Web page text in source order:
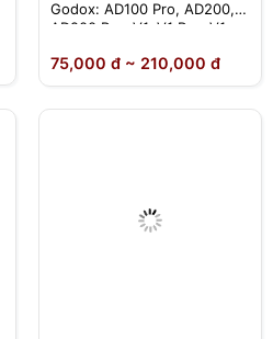
Godox: AD100 Pro, AD200,
AD200 Pro, V1, V1 Pro, V1
75,000 đ ~ 210,000 đ